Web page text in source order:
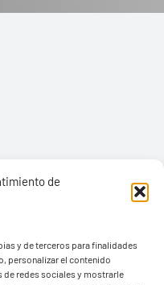
de
y de terceros para finalidades
personalizar el contenido
de redes sociales y mostrarle